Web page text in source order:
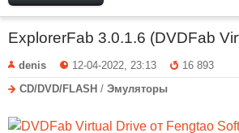
ExplorerFab 3.0.1.6 (DVDFab
denis 12-04-2022, 23:13
16 893
CD/DVD/FLASH / Эмуляторы